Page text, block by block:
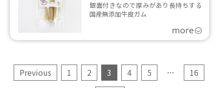
銀面付きなので厚みがあり長持ちする
国産無添加牛皮ガム
Previous 1 2 3 4 5 …
16